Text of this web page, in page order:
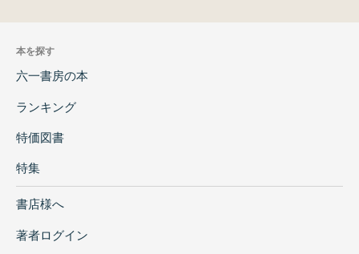
本を探す
六一書房の本
ランキング
特価図書
特集
書店様へ
著者ログイン